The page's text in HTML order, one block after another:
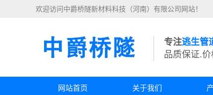
欢迎访问中爵桥隧新材料科技（河南）有限公司网站！
专注逃生管
品质保证.
网站首页 关于我们